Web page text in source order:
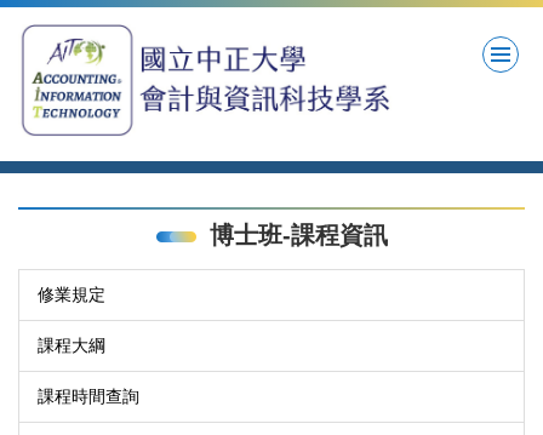
到
區
博士班-課程資訊
修業規定
課程大綱
課程時間查詢